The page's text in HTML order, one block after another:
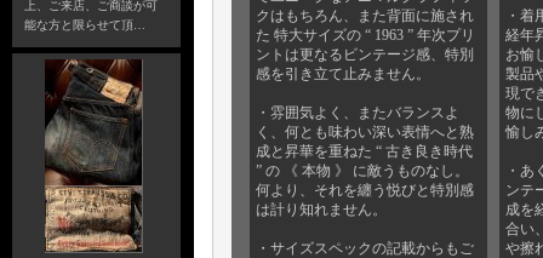
上、ご来店、ご商談が可
能な方と限らせて頂…
クはもちろん、また背面に施され
た 特大サイズの “ 1963 ” 年次プリ
ントは更なるビンテージ感、特別
感を引き立て止みません。
・雰囲気よく、またバランスよ
く、何とも味わい深い表情へと熟
成と昇華を重ねた “ 古き良き時代
” の 《 本物 》 に敵うものなし。
何より、それを纏う悦びと特別感
は計り知れません。
・サイズスペックの記載からもご
・着
経年
お愉
製品
現で
物に
愉し
・あ
ンテ
成を
合い
や擦